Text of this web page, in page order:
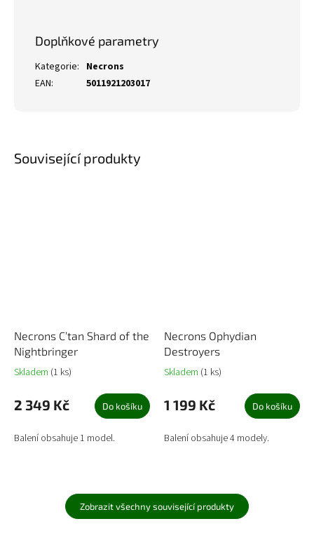
Související produkty
Necrons C’tan Shard of the
Nightbringer
Skladem (1 ks)
2 349 Kč Do košíku
Balení obsahuje 1 model.
Necrons Ophydian
Destroyers
Skladem (1 ks)
1 199 Kč Do košíku
Balení obsahuje 4 modely.
Zobrazit všechny související produkty
Doplňkové parametry
Kategorie: Necrons
EAN: 5011921203017